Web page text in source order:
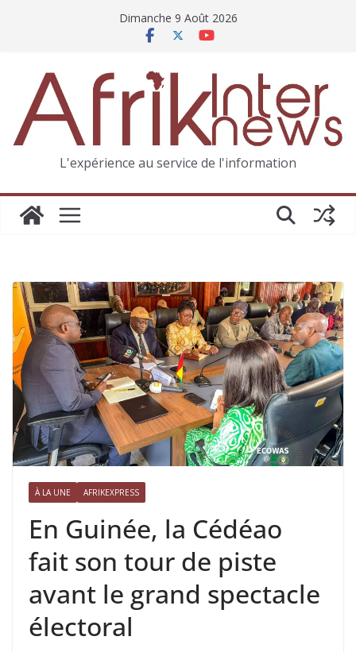
Dimanche 9 Août 2026
L'expérience au service de l'information
À LA UNE AFRIKEXPRESS
En Guinée, la Cédéao
fait son tour de piste
avant le grand spectacle
électoral